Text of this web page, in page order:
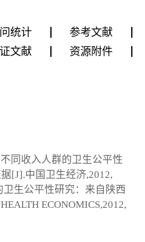
统计
参考文献
文献 资源附件
同收入人群的卫生公平性
[J].中国卫生经济,2012,
生公平性研究：来自陕西
ECONOMICS,2012,